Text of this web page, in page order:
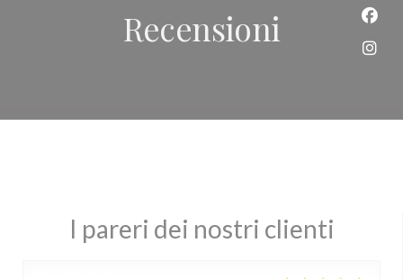
Recensioni
I pareri dei nostri clienti